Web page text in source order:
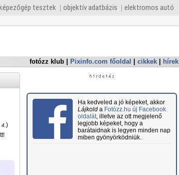
tesztek objektív adatbázis elektromos autó
fotózz klub Pixinfo.com főoldal cikkek hírek
)
Ha kedveled a jó képeket, akkor
Lájkolda Fotózz.hu új Facebook
oldalát, illetve az ott megjelenő
legjobb képeket, hogy a
barátaidnak is legyen minden nap
miben gyönyörködniük.